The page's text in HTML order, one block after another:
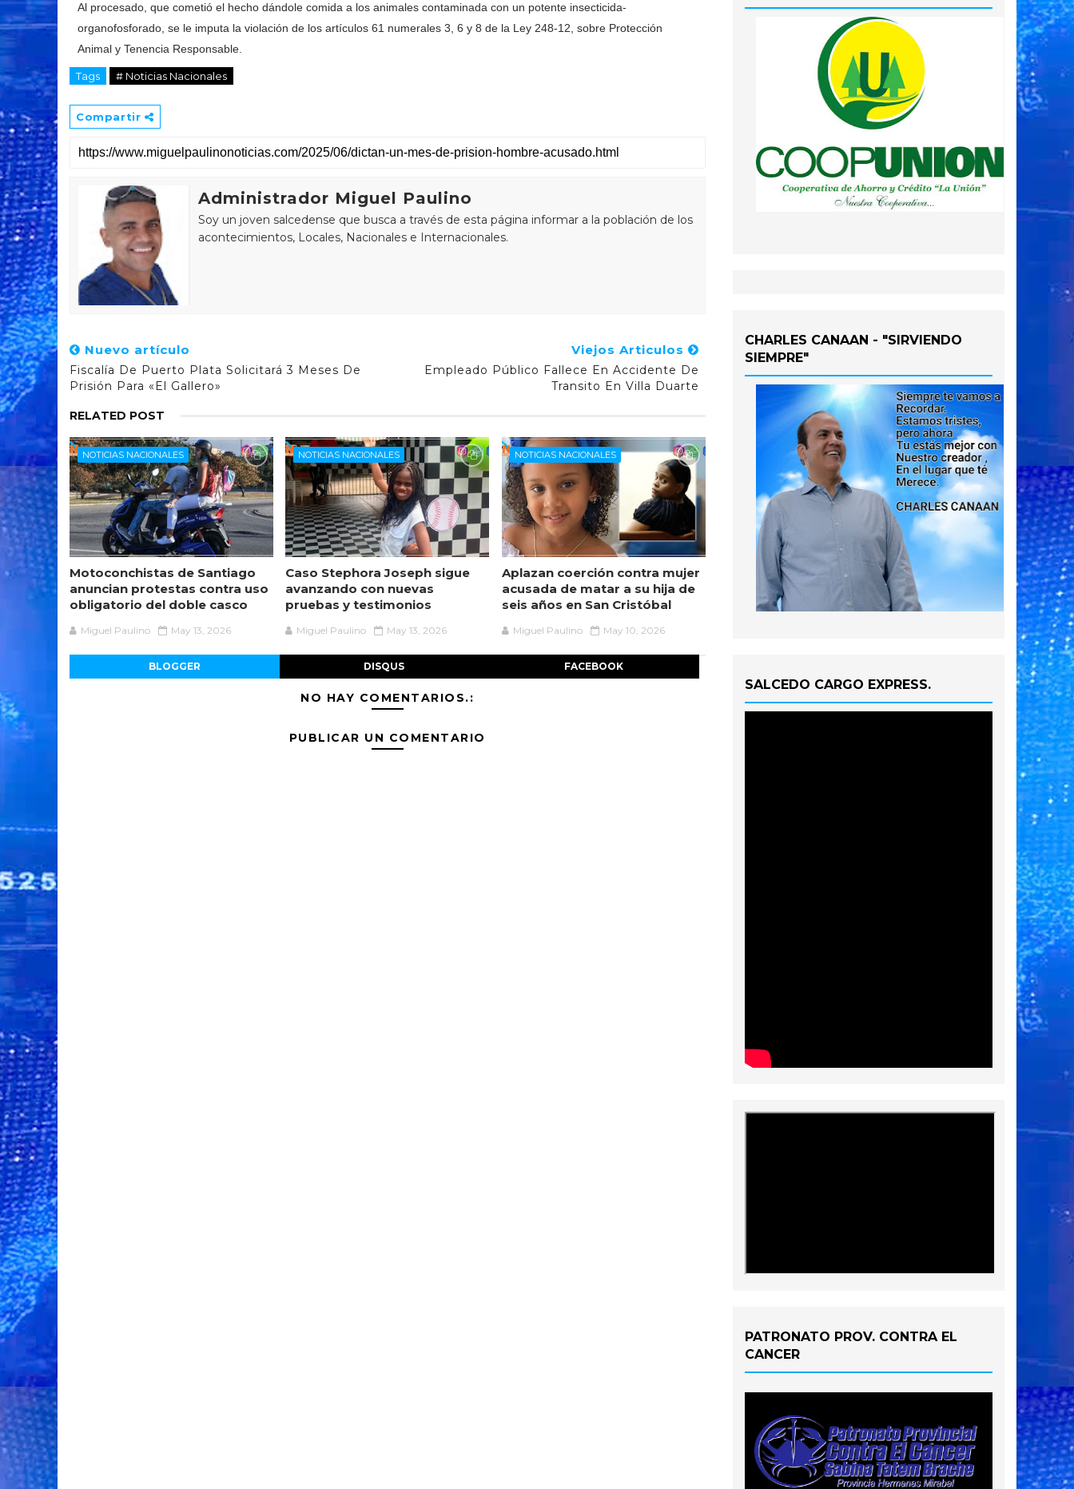
Al procesado, que cometió el hecho dándole comida a los animales contaminada con un potente insecticida-
organofosforado, se le imputa la violación de los artículos 61 numerales 3, 6 y 8 de la Ley 248-12, sobre Protección
Animal y Tenencia Responsable.
Tags # Noticias Nacionales
Compartir
Administrador Miguel Paulino
Soy un joven salcedense que busca a través de esta página informar a la población de los
acontecimientos, Locales, Nacionales e Internacionales.
Nuevo artículo
Fiscalía De Puerto Plata Solicitará 3 Meses De
Prisión Para «El Gallero»
Viejos Articulos
Empleado Público Fallece En Accidente De
Transito En Villa Duarte
RELATED POST
NOTICIAS NACIONALES
Motoconchistas de Santiago
anuncian protestas contra uso
obligatorio del doble casco
Miguel Paulino May 13, 2026
NOTICIAS NACIONALES
Caso Stephora Joseph sigue
avanzando con nuevas
pruebas y testimonios
Miguel Paulino May 13, 2026
NOTICIAS NACIONALES
Aplazan coerción contra mujer
acusada de matar a su hija de
seis años en San Cristóbal
Miguel Paulino May 10, 2026
BLOGGER DISQUS FACEBOOK
NO HAY COMENTARIOS.:
PUBLICAR UN COMENTARIO
CHARLES CANAAN - "SIRVIENDO
SIEMPRE"
SALCEDO CARGO EXPRESS.
PATRONATO PROV. CONTRA EL
CANCER